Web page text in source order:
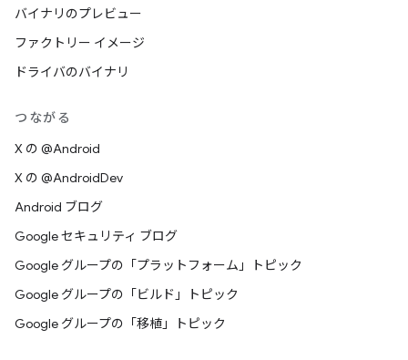
バイナリのプレビュー
ファクトリー イメージ
ドライバのバイナリ
つながる
X の @Android
X の @AndroidDev
Android ブログ
Google セキュリティ ブログ
Google グループの「プラットフォーム」トピック
Google グループの「ビルド」トピック
Google グループの「移植」トピック